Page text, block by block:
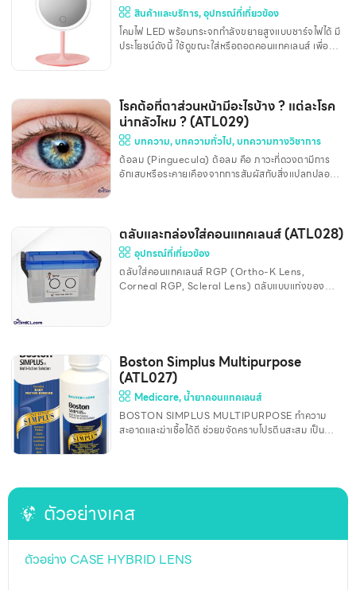
ตัวอย่างเคส
ตัวอย่าง CASE HYBRID LENS
สินค้าและบริการ,อุปกรณ์ที่เกี่ยวข้อง
โคมไฟ LED พร้อมกระจกกำลังขยายสูงแบบชาร์จไฟได้ มี
ประโยชน์ดังนี้ ใช้ดูขณะใส่หรือถอดคอนแทคเลนส์ เพื่อ
สังเกตเห็นได้ค่อนข้างยาก จึงควรใช้กระจกที่มีกำลังขยาย
สูง หากรู้สึกคันตา สามารถหาเศษฝุ่นหรือเศษฝุ่นเข้าตาได้
ง่ายขึ้น ในคนสายตายาว สามารถใช้เพื่อแต่งหน้า เสริม
สวยได้ ตัวโคมไฟสามารถปรับเพิ่มหรือลดความสว่างเพื่อ
ช่วยให้ใส่เลนส์ได้ง่ายขึ้น สามารถใช้งานขณะชาร์
โรคต้อที่ตาส่วนหน้ามีอะไรบ้าง ? แต่ละโรค
น่ากลัวไหม ? (ATL029)
บทความ,บทความทั่วไป,บทความทางวิชาการ
ต้อลม (Pinguecula) ต้อลม คือ ภาวะที่ดวงตามีการ
อักเสบหรือระคายเคืองจากการสัมผัสกับสิ่งแปลกปลอม
ระคายเคือง รู้สึกเหมือนมีสิ่งแปลกปลอมในตา ตาแห้งหรือ
น้ำตาไหลมากกว่าปกติ คันตาหรือแสบตา สาเหตุของต้อ
ลม : ต้อลมมักเกิดจากการสัมผัสกับสิ่งที่ระคายเคือง เช่น
ฝุ่นละอองหรือควัน แสงแดด (รังสี UV) ลมแรง สารเคมี
เช่น น้ำยาทำความสะอาด การรักษาและป้องกัน ใช้น้ำตา
ตลับและกล่องใส่คอนแทคเลนส์ (ATL028)
อุปกรณ์ที่เกี่ยวข้อง
ตลับใส่คอนแทคเลนส์ RGP (Ortho-K Lens,
Corneal RGP, Scleral Lens) ตลับแบบแท่งของ
(ใช้ได้กับคอนแทคเลนส์ทุกชนิด) 4. ตลับคอนแทคเลนส์
สำหรับใช้กับน้ำยาล้างโปรตีน กล่องพกพาสำหรับใส่
อุปกรณ์คอนแทคเลนส์ ขวดแยกน้ำยาเพื่อพกพาสำหรับ
ขึ้นเครื่องบิน สอบถามข้อมูลเพิ่มเติมได้ที่
Boston Simplus Multipurpose
(ATL027)
Medicare,น้ำยาคอนแทคเลนส์
BOSTON SIMPLUS MULTIPURPOSE ทำความ
สะอาดและฆ่าเชื้อได้ดี ช่วยขจัดคราบโปรตีนสะสม เป็นน้ำยา
สี่ 4 ชั่วโมง ก่อนนำเลนส์มาใส่ตา ล้างมือด้วยสบู่ก่อน
จากนั้นถูเลนส์ทั้งสองด้านอย่างระมัดระวังโดยการใช้
ลงบนฝ่ามือเป็นเวลา 20 วินาที ล้างเลนส์ด้วยน้ำเกลือ
จากนั้นใส่คอนแทคเลนส์